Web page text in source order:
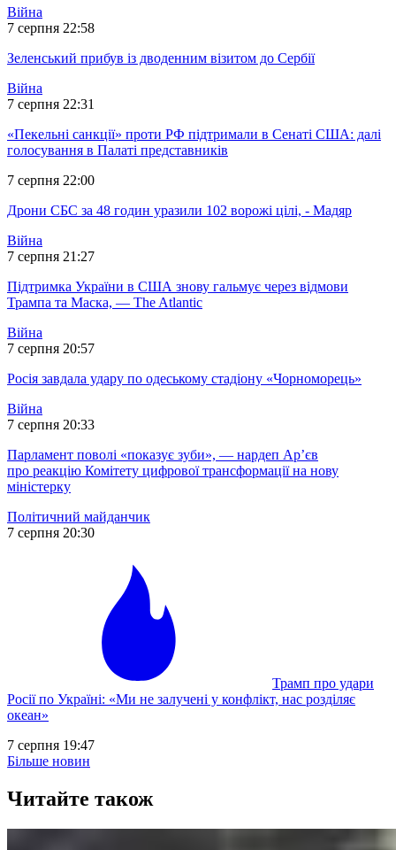
Війна
7 серпня 22:58
Зеленський прибув із дводенним візитом до Сербії
Війна
7 серпня 22:31
«Пекельні санкції» проти РФ підтримали в Сенаті США: далі
голосування в Палаті представників
7 серпня 22:00
Дрони СБС за 48 годин уразили 102 ворожі цілі, - Мадяр
Війна
7 серпня 21:27
Підтримка України в США знову гальмує через відмови
Трампа та Маска, — The Atlantic
Війна
7 серпня 20:57
Росія завдала удару по одеському стадіону «Чорноморець»
Війна
7 серпня 20:33
Парламент поволі «показує зуби», — нардеп Ар’єв
про реакцію Комітету цифрової трансформації на нову
міністерку
Політичний майданчик
7 серпня 20:30
Трамп про удари
Росії по Україні: «Ми не залучені у конфлікт, нас розділяє
океан»
7 серпня 19:47
Більше новин
Читайте також